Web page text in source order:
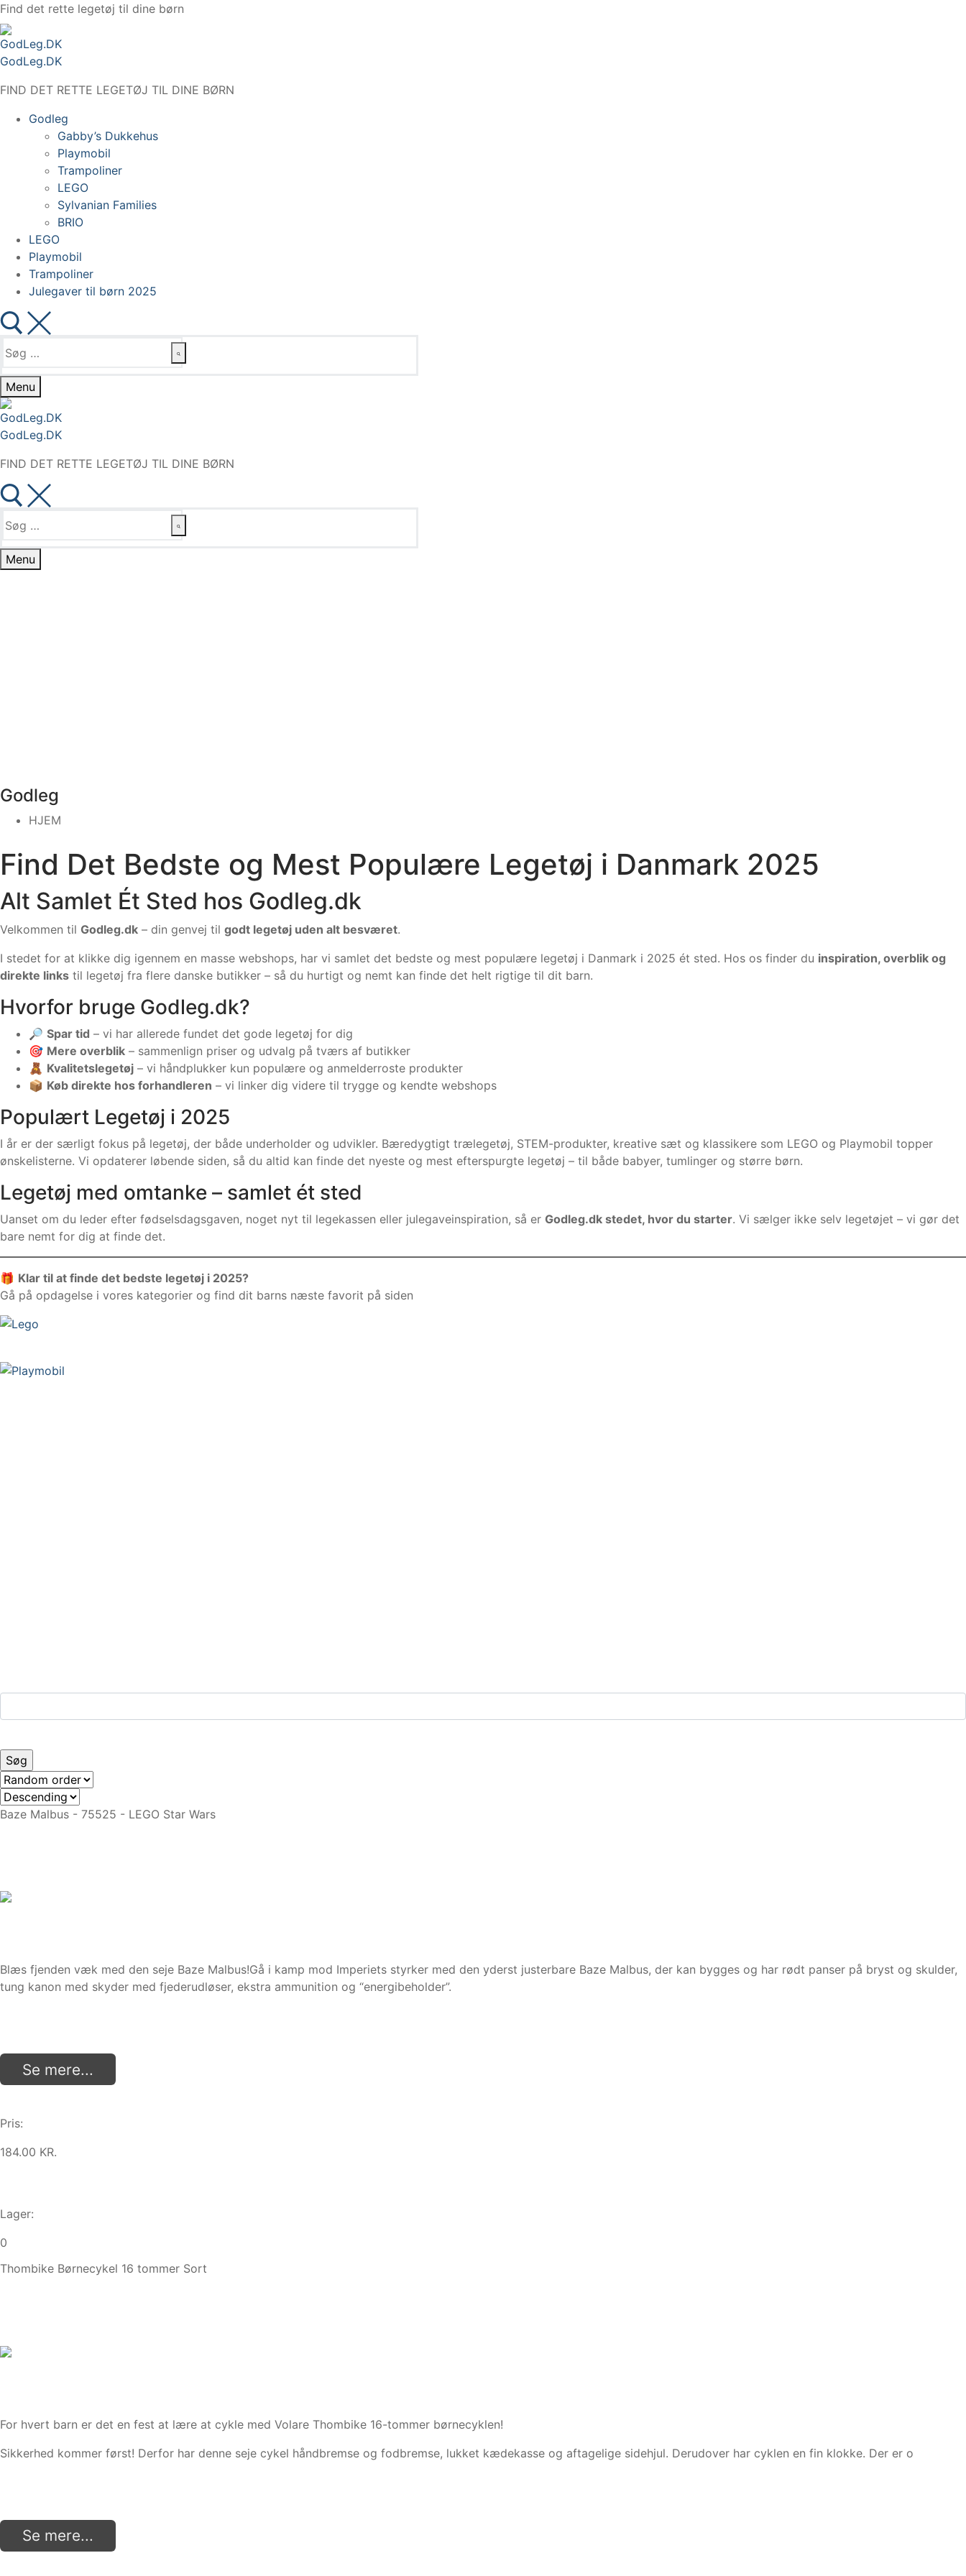
Spring
til
indhold
Find det rette legetøj til dine børn
GodLeg.DK
FIND DET RETTE LEGETØJ TIL DINE BØRN
Godleg
Gabby’s Dukkehus
Playmobil
Trampoliner
LEGO
Sylvanian Families
BRIO
LEGO
Playmobil
Trampoliner
Julegaver til børn 2025
Søg
efter:
Menu
GodLeg.DK
FIND DET RETTE LEGETØJ TIL DINE BØRN
Søg
efter:
Menu
Godleg
HJEM
Find Det Bedste og Mest Populære Legetøj i Danmark 2025
Alt Samlet Ét Sted hos Godleg.dk
Velkommen til Godleg.dk – din genvej til godt legetøj uden alt besværet.
I stedet for at klikke dig igennem en masse webshops, har vi samlet det bedste og mest populære legetøj i Danmark i 2025 ét sted. Hos os finder du inspiration, overblik og
direkte links til legetøj fra flere danske butikker – så du hurtigt og nemt kan finde det helt rigtige til dit barn.
Hvorfor bruge Godleg.dk?
🔎 Spar tid – vi har allerede fundet det gode legetøj for dig
🎯 Mere overblik – sammenlign priser og udvalg på tværs af butikker
🧸 Kvalitetslegetøj – vi håndplukker kun populære og anmelderroste produkter
📦 Køb direkte hos forhandleren – vi linker dig videre til trygge og kendte webshops
Populært Legetøj i 2025
I år er der særligt fokus på legetøj, der både underholder og udvikler. Bæredygtigt trælegetøj, STEM-produkter, kreative sæt og klassikere som LEGO og Playmobil topper
ønskelisterne. Vi opdaterer løbende siden, så du altid kan finde det nyeste og mest efterspurgte legetøj – til både babyer, tumlinger og større børn.
Legetøj med omtanke – samlet ét sted
Uanset om du leder efter fødselsdagsgaven, noget nyt til legekassen eller julegaveinspiration, så er Godleg.dk stedet, hvor du starter. Vi sælger ikke selv legetøjet – vi gør det
bare nemt for dig at finde det.
🎁 Klar til at finde det bedste legetøj i 2025?
Gå på opdagelse i vores kategorier og find dit barns næste favorit på siden
Baze Malbus - 75525 - LEGO Star Wars
Blæs fjenden væk med den seje Baze Malbus!Gå i kamp mod Imperiets styrker med den yderst justerbare Baze Malbus, der kan bygges og har rødt panser på bryst og skulder,
tung kanon med skyder med fjederudløser, ekstra ammunition og “energibeholder”.
Se mere...
Pris:
184.00 KR.
Lager:
0
Thombike Børnecykel 16 tommer Sort
For hvert barn er det en fest at lære at cykle med Volare Thombike 16-tommer børnecyklen!
Sikkerhed kommer først! Derfor har denne seje cykel håndbremse og fodbremse, lukket kædekasse og aftagelige sidehjul. Derudover har cyklen en fin klokke. Der er o
Se mere...